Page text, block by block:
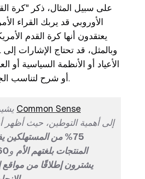
على سبيل المثال، ذكر "كرة
الأوروبي قد يربك القراء
يعتقدون أنها كرة القدم
الأعياد أو الأنظمة السياسية أو
أو شرح لتناسب الجمهور الأمريكي.
Common Sense
إلى أهمية التوطين، حيث أظهر
75% من
المنتجات بلغتهم الأم و
يشترون إطلاقًا من مواقع